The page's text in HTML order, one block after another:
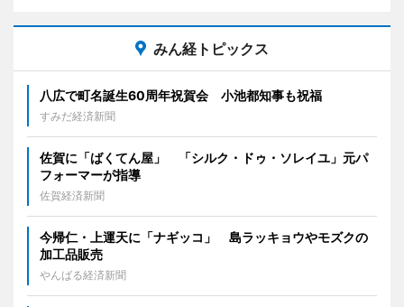
みん経トピックス
八広で町名誕生60周年祝賀会 小池都知事も祝福
すみだ経済新聞
佐賀に「ばくてん屋」 「シルク・ドゥ・ソレイユ」元パ
フォーマーが指導
佐賀経済新聞
今帰仁・上運天に「ナギッコ」 島ラッキョウやモズクの
加工品販売
やんばる経済新聞